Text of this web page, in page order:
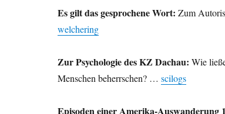
Es gilt das gesprochene Wort: Zum
welchering
Zur Psychologie des KZ Dachau: Wie
Menschen beherrschen? … scilogs
Episoden einer Amerika-Auswanderung